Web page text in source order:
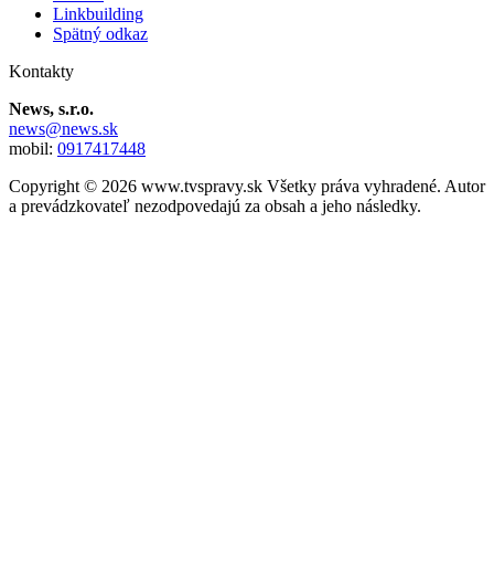
Linkbuilding
Spätný odkaz
Kontakty
News, s.r.o.
news@news.sk
mobil: 0917417448
Copyright © 2026 www.tvspravy.sk Všetky práva vyhradené. Autor
a prevádzkovateľ nezodpovedajú za obsah a jeho následky.